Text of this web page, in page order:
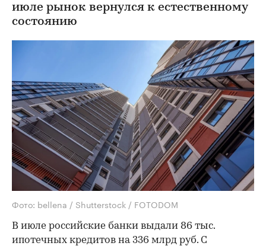
июле рынок вернулся к естественному
состоянию
Фото: bellena / Shutterstock / FOTODOM
В июле российские банки выдали 86 тыс.
ипотечных кредитов на 336 млрд руб. С